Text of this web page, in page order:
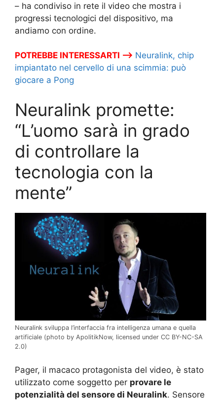
– ha condiviso in rete il video che mostra i
progressi tecnologici del dispositivo, ma
andiamo con ordine.
POTREBBE INTERESSARTI –> Neuralink, chip
impiantato nel cervello di una scimmia: può
giocare a Pong
Neuralink promette:
“L’uomo sarà in grado
di controllare la
tecnologia con la
mente”
Neuralink sviluppa l’interfaccia fra intelligenza umana e quella
artificiale (photo by ApolitikNow, licensed under CC BY-NC-SA
2.0)
Pager, il macaco protagonista del video, è stato
utilizzato come soggetto per provare le
potenzialità del sensore di Neuralink. Sensore